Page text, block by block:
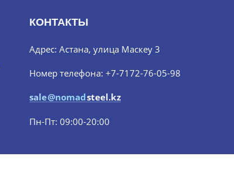
КОНТАКТЫ
Адрес: Астана, улица Маскеу 3
Номер телефона: +7-7172-76-05-98
sale@nomadsteel.kz
Пн-Пт: 09:00-20:00